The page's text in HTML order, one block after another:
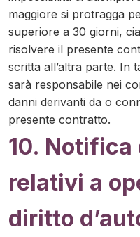
maggiore si protragga
superiore a 30 giorni,
risolvere il presente
scritta all’altra parte. In
sarà responsabile nei
danni derivanti da o
presente contratto.
10. Notifica
relativi a
diritto